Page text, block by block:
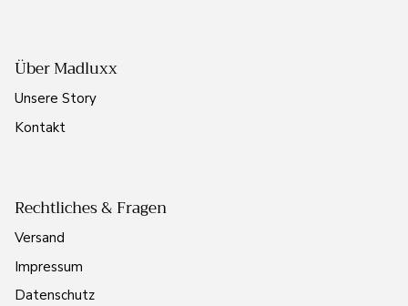
Über Madluxx
Unsere Story
Kontakt
Rechtliches & Fragen
Versand
Impressum
Datenschutz